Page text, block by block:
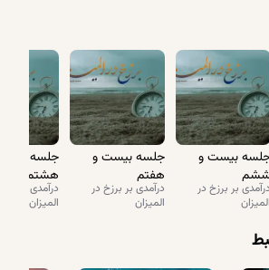
در تجربیات نباید غافل شد.
امتنان است
بیست و
درآمدی بر برزخ در
المیزان
جلسه بیست و
هفتم
درآمدی بر برزخ در
المیزان
جلسه
هشتم
درآمدی بر
المیزان